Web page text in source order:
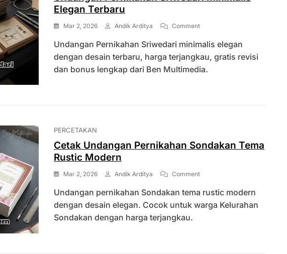
Elegan Terbaru
Mar 2, 2026 Andik Arditya CommentOn
Pernikahan
Sriwedari
Minimalis
Elegan
Undangan Pernikahan Sriwedari minimalis elegan
dengan desain terbaru, harga terjangkau, gratis revisi
dan bonus lengkap dari Ben Multimedia.
PERCETAKAN
Cetak Undangan Pernikahan Sondakan Tema
Rustic Modern
Mar 2, 2026 Andik Arditya CommentOn
Undangan
Pernikahan
Sondakan
Undangan pernikahan Sondakan tema rustic modern
dengan desain elegan. Cocok untuk warga Kelurahan
Sondakan dengan harga terjangkau.